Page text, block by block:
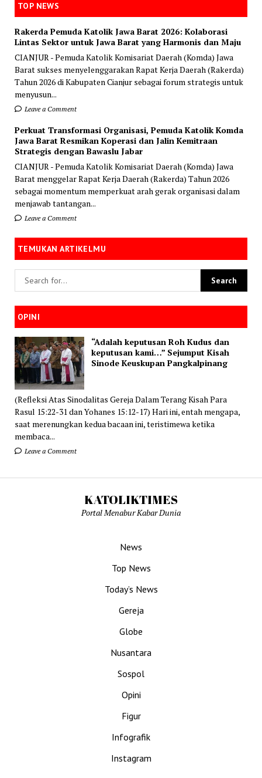
TOP NEWS
Rakerda Pemuda Katolik Jawa Barat 2026: Kolaborasi
Lintas Sektor untuk Jawa Barat yang Harmonis dan Maju
CIANJUR - Pemuda Katolik Komisariat Daerah (Komda) Jawa
Barat sukses menyelenggarakan Rapat Kerja Daerah (Rakerda)
Tahun 2026 di Kabupaten Cianjur sebagai forum strategis untuk
menyusun...
Leave a Comment
Perkuat Transformasi Organisasi, Pemuda Katolik Komda
Jawa Barat Resmikan Koperasi dan Jalin Kemitraan
Strategis dengan Bawaslu Jabar
CIANJUR - Pemuda Katolik Komisariat Daerah (Komda) Jawa
Barat menggelar Rapat Kerja Daerah (Rakerda) Tahun 2026
sebagai momentum memperkuat arah gerak organisasi dalam
menjawab tantangan...
Leave a Comment
TEMUKAN ARTIKELMU
OPINI
“Adalah keputusan Roh Kudus dan
keputusan kami…” Sejumput Kisah
Sinode Keuskupan Pangkalpinang
(Refleksi Atas Sinodalitas Gereja Dalam Terang Kisah Para
Rasul 15:22-31 dan Yohanes 15:12-17) Hari ini, entah mengapa,
saat merenungkan kedua bacaan ini, teristimewa ketika
membaca...
Leave a Comment
KATOLIKTIMES
Portal Menabur Kabar Dunia
News
Top News
Today’s News
Gereja
Globe
Nusantara
Sospol
Opini
Figur
Infografik
Instagram